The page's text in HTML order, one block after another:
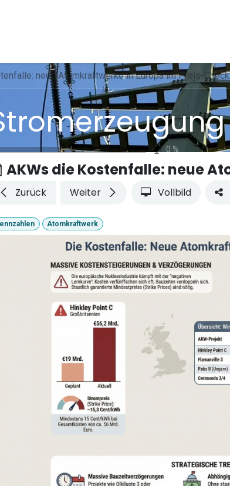
neue Atomkraftwerke in Europa im Preis-
0 %
Zurück Weiter Vollbild
Atomkraftwerk